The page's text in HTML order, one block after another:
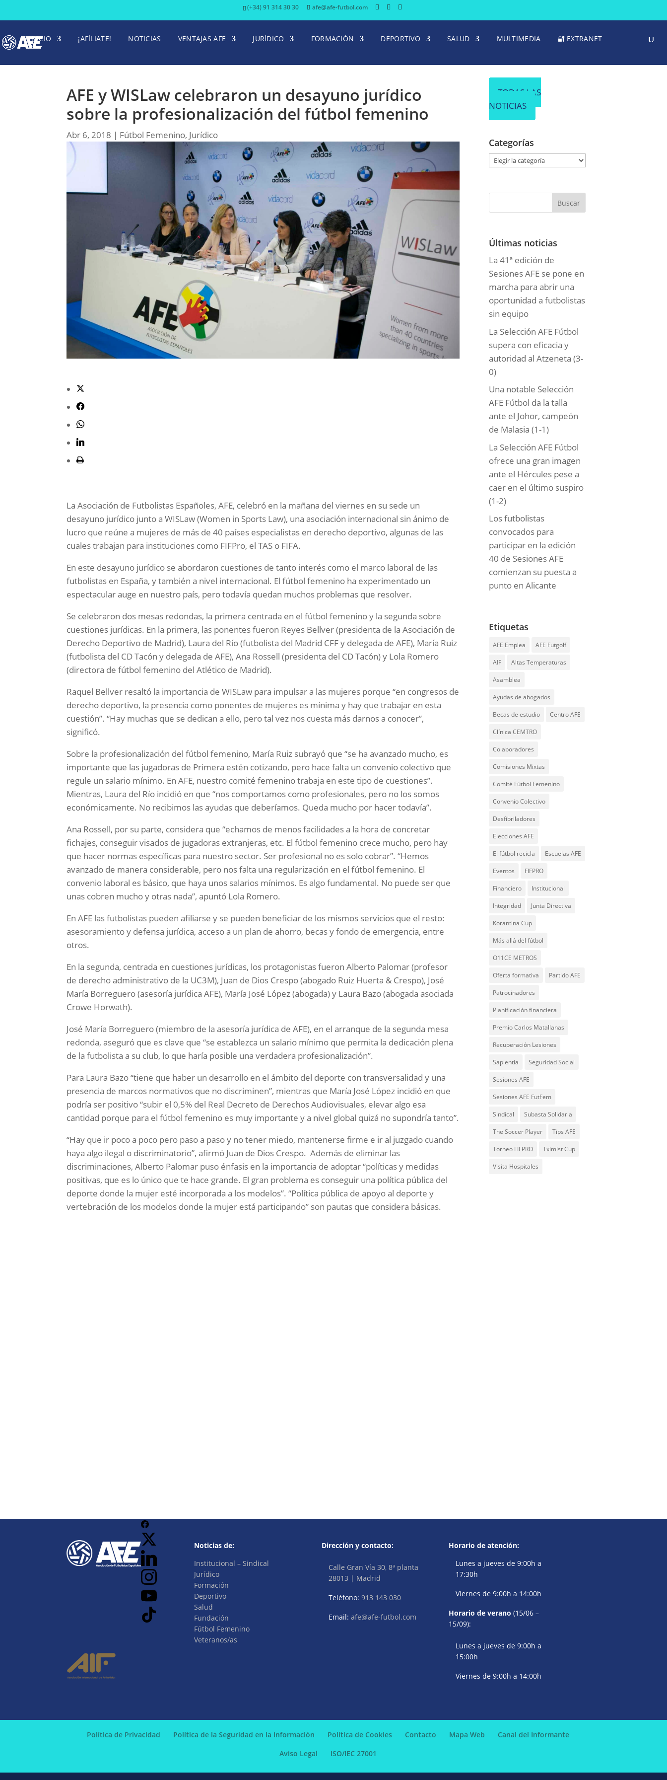
(+34) 91 314 30 30 afe@afe-futbol.com
INICIO ¡AFÍLIATE! NOTICIAS VENTAJAS AFE JURÍDICO FORMACIÓN DEPORTIVO SALUD MULTIMEDIA 🔐 EXTRANET
AFE y WISLaw celebraron un desayuno jurídico
sobre la profesionalización del fútbol femenino
Abr 6, 2018 | Fútbol Femenino, Jurídico
La Asociación de Futbolistas Españoles, AFE, celebró en la mañana del viernes en su sede un
desayuno jurídico junto a WISLaw (Women in Sports Law), una asociación internacional sin ánimo de
lucro que reúne a mujeres de más de 40 países especialistas en derecho deportivo, algunas de las
cuales trabajan para instituciones como FIFPro, el TAS o FIFA.
En este desayuno jurídico se abordaron cuestiones de tanto interés como el marco laboral de las
futbolistas en España, y también a nivel internacional. El fútbol femenino ha experimentado un
espectacular auge en nuestro país, pero todavía quedan muchos problemas que resolver.
Se celebraron dos mesas redondas, la primera centrada en el fútbol femenino y la segunda sobre
cuestiones jurídicas. En la primera, las ponentes fueron Reyes Bellver (presidenta de la Asociación de
Derecho Deportivo de Madrid), Laura del Río (futbolista del Madrid CFF y delegada de AFE), María Ruiz
(futbolista del CD Tacón y delegada de AFE), Ana Rossell (presidenta del CD Tacón) y Lola Romero
(directora de fútbol femenino del Atlético de Madrid).
Raquel Bellver resaltó la importancia de WISLaw para impulsar a las mujeres porque “en congresos de
derecho deportivo, la presencia como ponentes de mujeres es mínima y hay que trabajar en esta
cuestión”. “Hay muchas que se dedican a ello, pero tal vez nos cuesta más darnos a conocer”,
significó.
Sobre la profesionalización del fútbol femenino, María Ruiz subrayó que “se ha avanzado mucho, es
importante que las jugadoras de Primera estén cotizando, pero hace falta un convenio colectivo que
regule un salario mínimo. En AFE, nuestro comité femenino trabaja en este tipo de cuestiones”.
Mientras, Laura del Río incidió en que “nos comportamos como profesionales, pero no los somos
económicamente. No recibimos las ayudas que deberíamos. Queda mucho por hacer todavía”.
Ana Rossell, por su parte, considera que “echamos de menos facilidades a la hora de concretar
fichajes, conseguir visados de jugadoras extranjeras, etc. El fútbol femenino crece mucho, pero hay
que hacer normas específicas para nuestro sector. Ser profesional no es solo cobrar”. “Hemos
avanzado de manera considerable, pero nos falta una regularización en el fútbol femenino. El
convenio laboral es básico, que haya unos salarios mínimos. Es algo fundamental. No puede ser que
unas cobren mucho y otras nada”, apuntó Lola Romero.
En AFE las futbolistas pueden afiliarse y se pueden beneficiar de los mismos servicios que el resto:
asesoramiento y defensa jurídica, acceso a un plan de ahorro, becas y fondo de emergencia, entre
otros.
En la segunda, centrada en cuestiones jurídicas, los protagonistas fueron Alberto Palomar (profesor
de derecho administrativo de la UC3M), Juan de Dios Crespo (abogado Ruiz Huerta & Crespo), José
María Borreguero (asesoría jurídica AFE), María José López (abogada) y Laura Bazo (abogada asociada
Crowe Horwath).
José María Borreguero (miembro de la asesoría jurídica de AFE), en el arranque de la segunda mesa
redonda, aseguró que es clave que “se establezca un salario mínimo que permita la dedicación plena
de la futbolista a su club, lo que haría posible una verdadera profesionalización”.
Para Laura Bazo “tiene que haber un desarrollo en el ámbito del deporte con transversalidad y una
presencia de marcos normativos que no discriminen”, mientras que María José López incidió en que
podría ser positivo “subir el 0,5% del Real Decreto de Derechos Audiovisuales, elevar algo esa
cantidad porque para el fútbol femenino es muy importante y a nivel global quizá no supondría tanto”.
“Hay que ir poco a poco pero paso a paso y no tener miedo, mantenerse firme e ir al juzgado cuando
haya algo ilegal o discriminatorio”, afirmó Juan de Dios Crespo. Además de eliminar las
discriminaciones, Alberto Palomar puso énfasis en la importancia de adoptar “políticas y medidas
positivas, que es lo único que te hace grande. El gran problema es conseguir una política pública del
deporte donde la mujer esté incorporada a los modelos”. “Política pública de apoyo al deporte y
vertebración de los modelos donde la mujer está participando” son pautas que considera básicas.
TODAS LAS
NOTICIAS
Categorías
g
r
a
s
Últimas noticias
La 41ª edición de
Sesiones AFE se pone en
marcha para abrir una
oportunidad a futbolistas
sin equipo
La Selección AFE Fútbol
supera con eficacia y
autoridad al Atzeneta (3-
0)
Una notable Selección
AFE Fútbol da la talla
ante el Johor, campeón
de Malasia (1-1)
La Selección AFE Fútbol
ofrece una gran imagen
ante el Hércules pese a
caer en el último suspiro
(1-2)
Los futbolistas
convocados para
participar en la edición
40 de Sesiones AFE
comienzan su puesta a
punto en Alicante
Etiquetas
AFE Emplea AFE Futgolf
AIF Altas Temperaturas
Asamblea
Ayudas de abogados
Becas de estudio Centro AFE
Clínica CEMTRO
Colaboradores
Comisiones Mixtas
Comité Fútbol Femenino
Convenio Colectivo
Desfibriladores
Elecciones AFE
El fútbol recicla Escuelas AFE
Eventos FIFPRO
Financiero Institucional
Integridad Junta Directiva
Korantina Cup
Más allá del fútbol
O11CE METROS
Oferta formativa Partido AFE
Patrocinadores
Planificación financiera
Premio Carlos Matallanas
Recuperación Lesiones
Sapientia Seguridad Social
Sesiones AFE
Sesiones AFE FutFem
Sindical Subasta Solidaria
The Soccer Player Tips AFE
Torneo FIFPRO Tximist Cup
Visita Hospitales
Noticias de:
Institucional – Sindical
Jurídico
Formación
Deportivo
Salud
Fundación
Fútbol Femenino
Veteranos/as
Dirección y contacto:
Calle Gran Vía 30, 8ª planta
28013 | Madrid
Teléfono: 913 143 030
Email: afe@afe-futbol.com
Horario de atención:
Lunes a jueves de 9:00h a
17:30h
Viernes de 9:00h a 14:00h
Horario de verano (15/06 –
15/09):
Lunes a jueves de 9:00h a
15:00h
Viernes de 9:00h a 14:00h
Política de Privacidad Política de la Seguridad en la Información Política de Cookies Contacto Mapa Web
Canal del Informante
Aviso Legal
ISO/IEC 27001